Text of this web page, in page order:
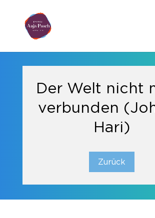
Der Welt nicht
verbunden
Hari)
Zurück